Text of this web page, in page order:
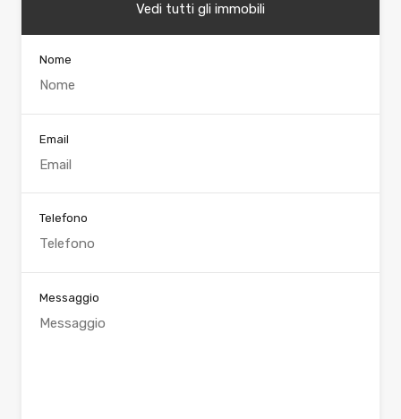
Vedi tutti gli immobili
Nome
Email
Telefono
Messaggio